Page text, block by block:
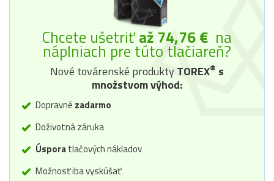
Chcete ušetriťaž 74,76 € na
náplniach pre túto tlačiareň?
Nové továrenské produktyTOREX® s
množstvom výhod:
Dopravné zadarmo
Doživotná záruka
Úsporatlačových nákladov
Možnosť iba vyskúšať